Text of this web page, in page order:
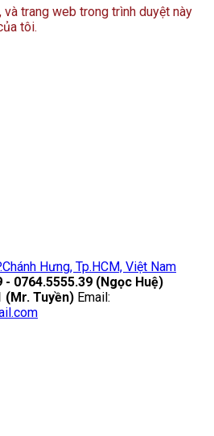
trang web trong trình duyệt này
tôi.
Hưng, Tp.HCM, Việt Nam
- 0764.5555.39 (Ngọc Huệ)
(Mr. Tuyền) Email: